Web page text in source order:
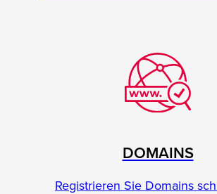
DOMAINS
Registrieren Sie Domains